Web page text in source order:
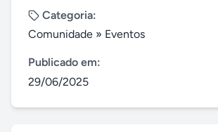
Categoria:
Comunidade » Eventos
Publicado em:
29/06/2025